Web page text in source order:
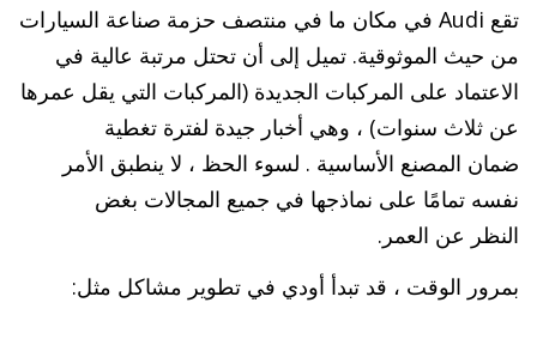
تقع Audi في مكان ما في منتصف حزمة صناعة السيارات
من حيث الموثوقية. تميل إلى أن تحتل مرتبة عالية في
الاعتماد على المركبات الجديدة (المركبات التي يقل عمرها
عن ثلاث سنوات) ، وهي أخبار جيدة لفترة تغطية
ضمان المصنع الأساسية . لسوء الحظ ، لا ينطبق الأمر
نفسه تمامًا على نماذجها في جميع المجالات بغض
النظر عن العمر.
بمرور الوقت ، قد تبدأ أودي في تطوير مشاكل مثل: